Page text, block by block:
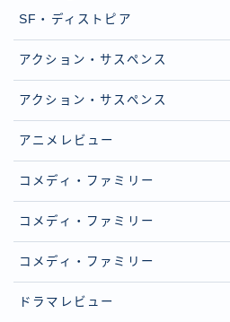
SF・ディストピア
アクション・サスペンス
アクション・サスペンス
アニメレビュー
コメディ・ファミリー
コメディ・ファミリー
コメディ・ファミリー
ドラマレビュー